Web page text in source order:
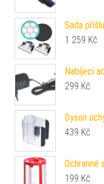
Sada
1 259 Kč
Nabíjecí
299 Kč
Dyson
439 Kč
Ochranné
199 Kč